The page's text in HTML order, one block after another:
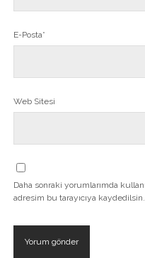
E-Posta*
Web Sitesi
Daha sonraki yorumlarımda
adresim bu tarayıcıya kaydedilsin.